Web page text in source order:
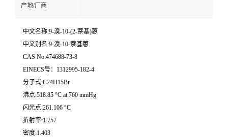
产地/厂商
中文名称:9-溴-10-(2-萘基)蒽
中文别名:9-溴-10-萘基蒽
CAS No:474688-73-8
EINECS号：1312995-182-4
分子式:C24H15Br
沸点:518.85 °C at 760 mmHg
闪光点:261.106 °C
折射率:1.757
密度:1.403